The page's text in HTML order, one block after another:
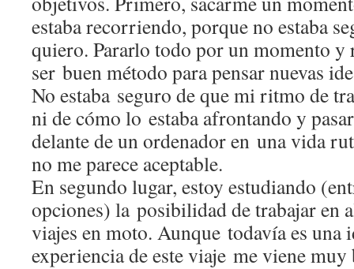
estaba recorriendo, porque no estaba
quiero. Pararlo todo por un momento y
ser buen método para pensar nuevas
No estaba seguro de que mi ritmo de
ni de cómo lo estaba afrontando y
delante de un ordenador en una vida
no me parece aceptable.
En segundo lugar, estoy estudiando
opciones) la posibilidad de trabajar en
viajes en moto. Aunque todavía es una
experiencia de este viaje me viene muy